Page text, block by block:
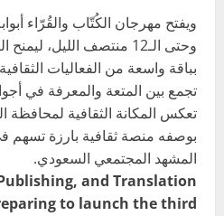
ويفتح مهرجان الكُتّاب والقُرّاء
وحتى الـ12 منتصف الليل،
بباقة واسعة من الفعاليات
تجمع بين المتعة والمعرفة في
تعكس المكانة الثقافية لمحافظة
بوصفه منصة ثقافية بارزة تسهم
المشهد المجتمعي السعودي.
and Translation
to launch the third